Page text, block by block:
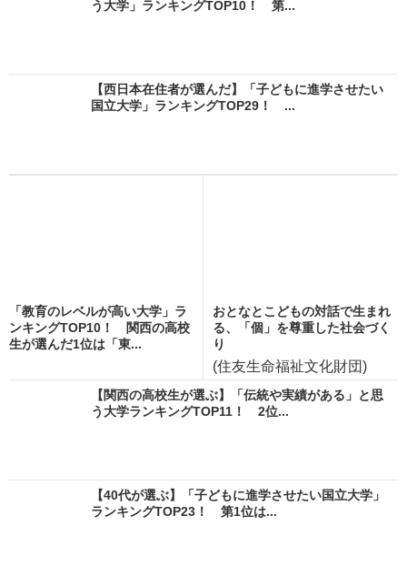
う大学」ランキングTOP10！ 第...
【西日本在住者が選んだ】「子どもに進学させたい
国立大学」ランキングTOP29！ ...
「教育のレベルが高い大学」ラ
ンキングTOP10！ 関西の高校
生が選んだ1位は「東...
おとなとこどもの対話で生まれ
る、「個」を尊重した社会づく
り
(住友生命福祉文化財団)
【関西の高校生が選ぶ】「伝統や実績がある」と思
う大学ランキングTOP11！ 2位...
【40代が選ぶ】「子どもに進学させたい国立大学」
ランキングTOP23！ 第1位は...